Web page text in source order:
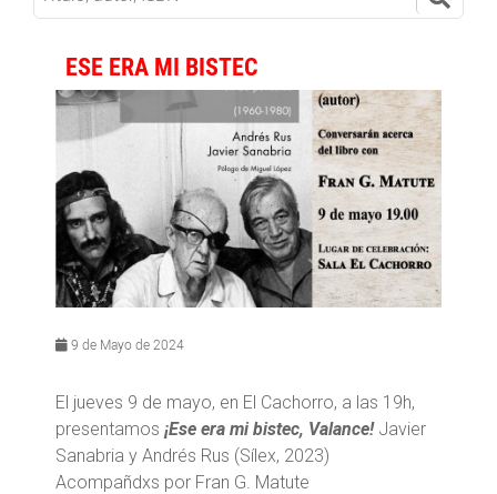
ESE ERA MI BISTEC
9 de Mayo de 2024
El jueves 9 de mayo, en El Cachorro, a las 19h,
presentamos ¡Ese era mi bistec, Valance!Javier
Sanabria y Andrés Rus (Sílex, 2023)
Acompañdxs por Fran G. Matute